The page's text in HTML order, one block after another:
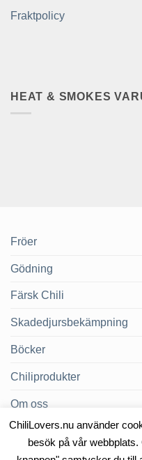
Fraktpolicy
HEAT & SMOKES
Fröer
Gödning
Färsk Chili
Skadedjursbekämpning
Böcker
Chiliprodukter
Om oss
Chilibloggen
ChiliLovers.nu använder
besök på vår